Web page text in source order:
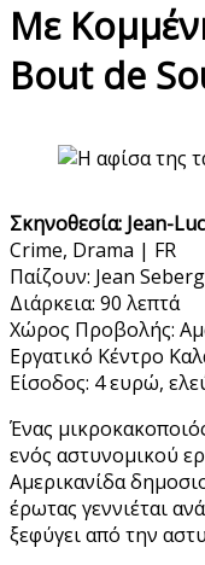
Με
Bout de
Σκηνοθεσία: Jean-
Crime, Drama | FR
Παίζουν: Jean
Διάρκεια: 90 λεπτά
Χώρος Προβολής:
Εργατικό Κέντρο
Είσοδος: 4 ευρώ,
Ένας
ενός αστυνομικού
Αμερικανίδα
έρωτας γεννιέται
ξεφύγει από την